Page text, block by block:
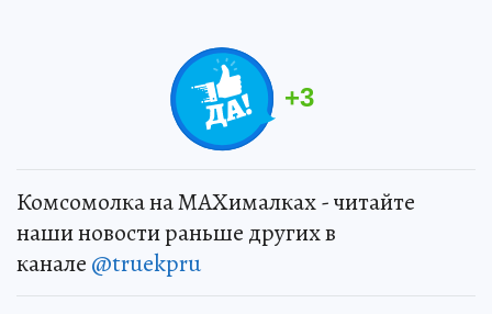
+3
Комсомолка на MAXималках - читайте
наши новости раньше других в
канале @truekpru